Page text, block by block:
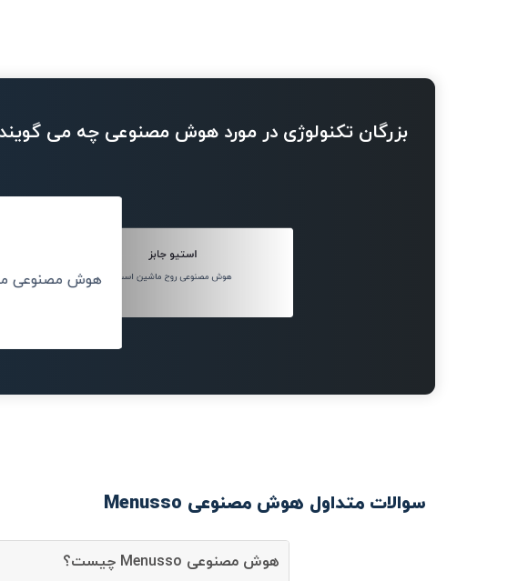
بزرگان تکنولوژی در مورد هوش مصنوعی چه می
استیو جابز
هوش مصنوعی روح ماشین است. هوش مصنوعی
سوالات متداول هوش مصنوعی Menusso
هوش مصنوعی Menusso چیست؟